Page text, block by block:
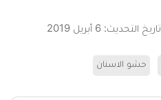
تاريخ التحديث: 6 أبريل 2019
حشو الاسنان